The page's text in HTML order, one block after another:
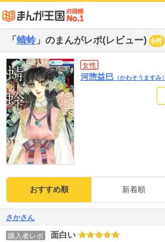
「 蜻蛉」のまんがレポ(レビュー) 6件
女性
河惣益巳 （かわそうますみ）
おすすめ順 新着順
さかさん
購入者レポ
面白い